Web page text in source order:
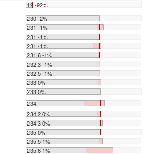
19 -92%
230 -2%
231 -1%
231 -1%
231 -1%
231.6 -1%
232.3 -1%
232.5 -1%
233 0%
233 0%
234
234.2 0%
234.3 0%
235 0%
235.5 1%
235.6 1%